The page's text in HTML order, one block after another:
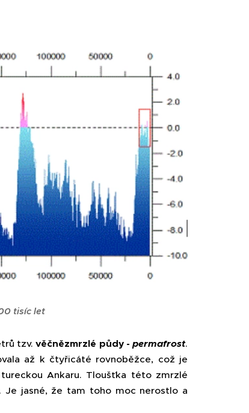
tisíc let
tzv.věčnězmrzlé půdy -permafrost.
až k čtyřicáté rovnoběžce, což je
Ankaru. Tloušťka této zmrzlé
jasné, že tam toho moc nerostlo a